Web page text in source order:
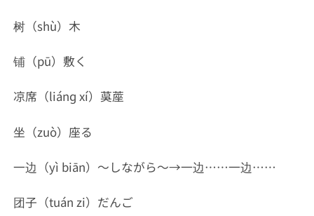
树（shù）木
铺（pū）敷く
凉席（liánɡ xí）茣蓙
坐（zuò）座る
一边（yì biān）～しながら～→一边……一边……
团子（tuán zi）だんご